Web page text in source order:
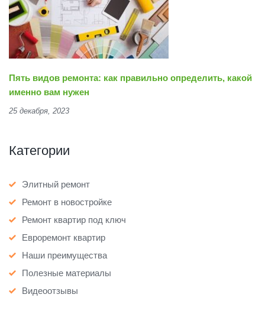
Пять видов ремонта: как правильно определить, какой
именно вам нужен
25 декабря, 2023
Категории
Элитный ремонт
Ремонт в новостройке
Ремонт квартир под ключ
Евроремонт квартир
Наши преимущества
Полезные материалы
Видеоотзывы